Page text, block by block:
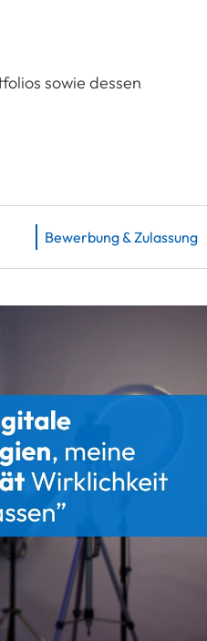
sowie dessen
Bewerbung & Zulassung